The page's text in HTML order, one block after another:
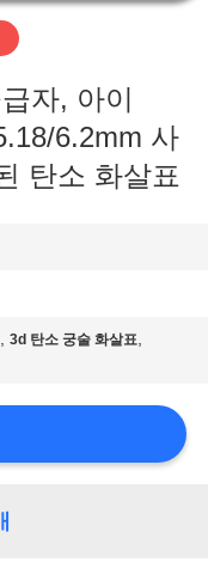
자, 아이
6.2mm 사
탄소 화살표
,3d 탄소 궁술 화살표,